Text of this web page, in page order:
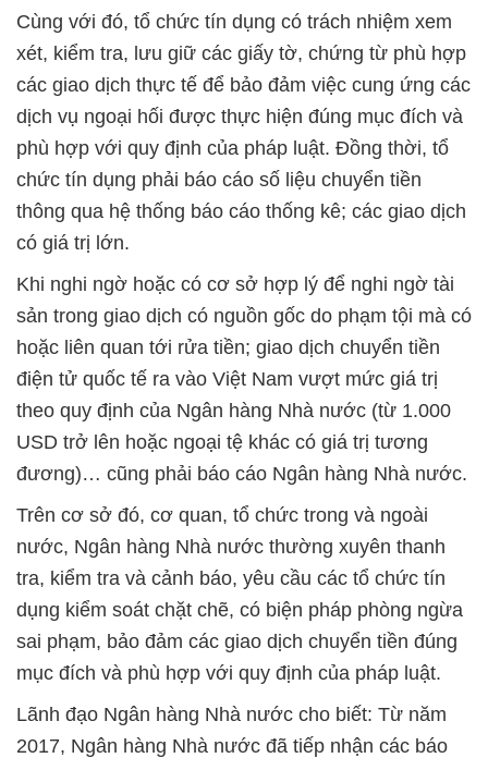
Cùng với đó, tổ chức tín dụng có trách nhiệm xem
xét, kiểm tra, lưu giữ các giấy tờ, chứng từ phù hợp
các giao dịch thực tế để bảo đảm việc cung ứng các
dịch vụ ngoại hối được thực hiện đúng mục đích và
phù hợp với quy định của pháp luật. Đồng thời, tổ
chức tín dụng phải báo cáo số liệu chuyển tiền
thông qua hệ thống báo cáo thống kê; các giao dịch
có giá trị lớn.
Khi nghi ngờ hoặc có cơ sở hợp lý để nghi ngờ tài
sản trong giao dịch có nguồn gốc do phạm tội mà có
hoặc liên quan tới rửa tiền; giao dịch chuyển tiền
điện tử quốc tế ra vào Việt Nam vượt mức giá trị
theo quy định của Ngân hàng Nhà nước (từ 1.000
USD trở lên hoặc ngoại tệ khác có giá trị tương
đương)… cũng phải báo cáo Ngân hàng Nhà nước.
Trên cơ sở đó, cơ quan, tổ chức trong và ngoài
nước, Ngân hàng Nhà nước thường xuyên thanh
tra, kiểm tra và cảnh báo, yêu cầu các tổ chức tín
dụng kiểm soát chặt chẽ, có biện pháp phòng ngừa
sai phạm, bảo đảm các giao dịch chuyển tiền đúng
mục đích và phù hợp với quy định của pháp luật.
Lãnh đạo Ngân hàng Nhà nước cho biết: Từ năm
2017, Ngân hàng Nhà nước đã tiếp nhận các báo